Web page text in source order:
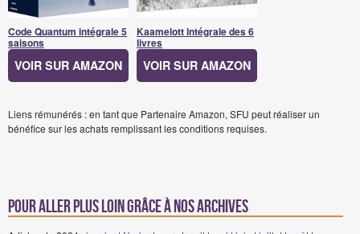
Code Quantum intégrale 5
saisons
VOIR SUR AMAZON
Kaamelott intégrale des 6
livres
VOIR SUR AMAZON
Liens rémunérés : en tant que Partenaire Amazon, SFU peut réaliser un
bénéfice sur les achats remplissant les conditions requises.
Pour aller plus loin grâce à nos archives